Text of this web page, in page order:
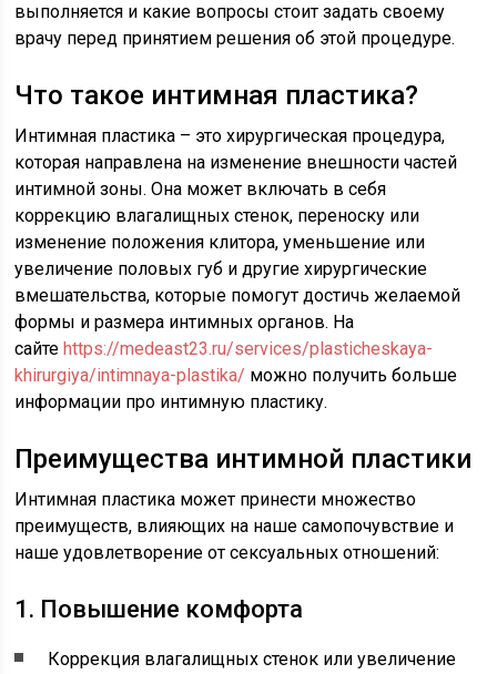
выполняется и какие вопросы стоит задать своему
врачу перед принятием решения об этой процедуре.
Что такое интимная пластика?
Интимная пластика – это хирургическая процедура,
которая направлена на изменение внешности частей
интимной зоны. Она может включать в себя
коррекцию влагалищных стенок, переноску или
изменение положения клитора, уменьшение или
увеличение половых губ и другие хирургические
вмешательства, которые помогут достичь желаемой
формы и размера интимных органов. На
сайтеhttps://medeast23.ru/services/plasticheskaya-
khirurgiya/intimnaya-plastika/ можно получить больше
информации про интимную пластику.
Преимущества интимной пластики
Интимная пластика может принести множество
преимуществ, влияющих на наше самопочувствие и
наше удовлетворение от сексуальных отношений:
1. Повышение комфорта
Коррекция влагалищных стенок или увеличение